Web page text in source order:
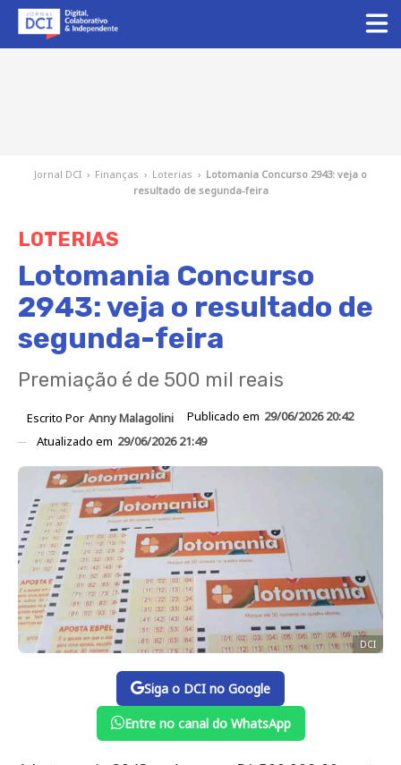
Jornal DCI › Finanças › Loterias › Lotomania Concurso 2943: veja o
resultado de segunda-feira
LOTERIAS
Lotomania Concurso
2943: veja o resultado de
segunda-feira
Premiação é de 500 mil reais
Escrito Por Anny Malagolini Publicado em 29/06/2026 20:42
Atualizado em 29/06/2026 21:49
DCI
Siga o DCI no Google
Entre no canal do WhatsApp